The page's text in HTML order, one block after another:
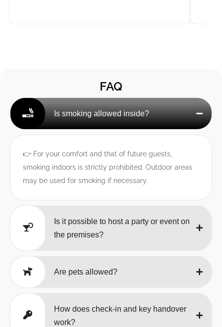
FAQ
Is smoking allowed inside?
👉 For your comfort and that of future guests,
smoking indoors is strictly prohibited. Outdoor areas
may be used for smoking if necessary.
Is it possible to host a party or event on
the premises?
Are pets allowed?
How does check-in and key handover
work?